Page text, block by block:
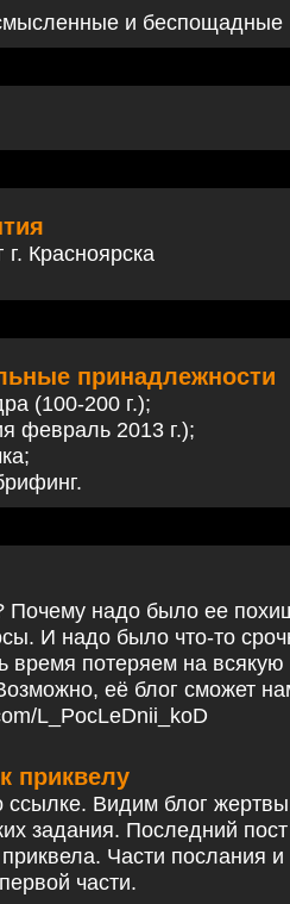
и беспощадные
Красноярска
принадлежности
(100-200 г.);
февраль 2013 г.);
Почему надо было ее
И надо было что-то
время потеряем на
её блог сможет
L_PocLeDnii_koD
приквелу
ссылке. Видим блог
задания. Последний
Части послания
части.